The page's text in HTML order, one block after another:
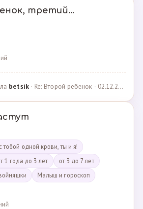
третий...
betsik· Re: Второй ребенок · 02.12.2023
тобой одной крови, ты и я!
1 года до 3 лет
от 3 до 7 лет
Малыш и гороскоп